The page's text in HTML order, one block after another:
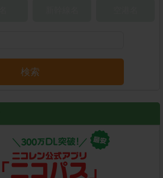
検索